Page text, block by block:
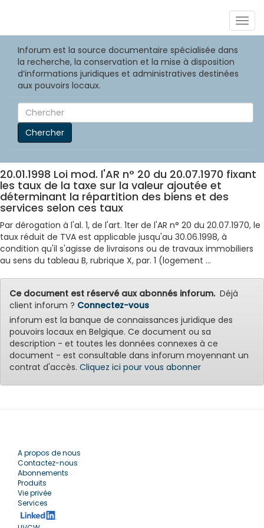
Inforum est la source documentaire spécialisée dans
la recherche, la conservation et la mise à disposition
d’informations juridiques et administratives destinées
aux pouvoirs locaux.
Chercher
20.01.1998 Loi mod. l'AR n° 20 du 20.07.1970 fixant
les taux de la taxe sur la valeur ajoutée et
déterminant la répartition des biens et des
services selon ces taux
Par dérogation à l'al. 1, de l'art. 1ter de l'AR n° 20 du 20.07.1970, le
taux réduit de TVA est applicable jusqu'au 30.06.1998, à
condition qu'il s'agisse de livraisons ou de travaux immobiliers
au sens du tableau B, rubrique X, par. 1 (logement ...
Ce document est réservé aux abonnés inforum.Déjà
client inforum ? Connectez-vous
inforum est la banque de connaissances juridique des
pouvoirs locaux en Belgique. Ce document ou sa
description - et toutes les données connexes à ce
document - est consultable dans inforum moyennant un
contrat d'accès. Cliquez ici pour vous abonner
A propos de nous
Contactez-nous
Abonnements
Produits
Vie privée
Services